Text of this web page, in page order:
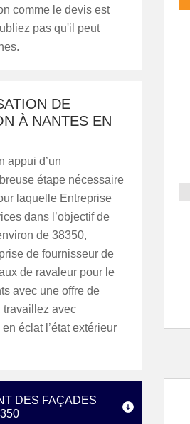
comme le devis est
pas qu'il peut
DE
À NANTES EN
appui d’un
étape nécessaire
laquelle Entreprise
dans l’objectif de
de 38350,
de fournisseur de
de ravaleur pour le
avec une offre de
travaillez avec
éclat l’état extérieur
DES FAÇADES